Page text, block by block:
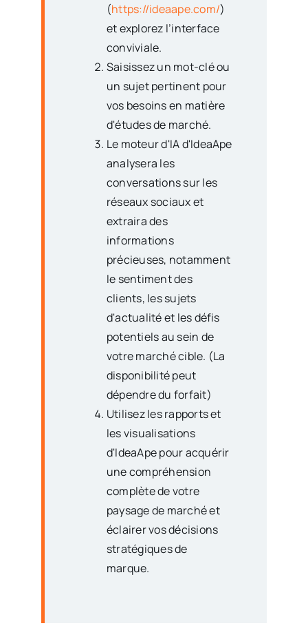
(https://ideaape.com/)
et explorez l’interface
conviviale.
Saisissez un mot-clé ou
un sujet pertinent pour
vos besoins en matière
d'études de marché.
Le moteur d'IA d'IdeaApe
analysera les
conversations sur les
réseaux sociaux et
extraira des
informations
précieuses, notamment
le sentiment des
clients, les sujets
d'actualité et les défis
potentiels au sein de
votre marché cible. (La
disponibilité peut
dépendre du forfait)
Utilisez les rapports et
les visualisations
d'IdeaApe pour acquérir
une compréhension
complète de votre
paysage de marché et
éclairer vos décisions
stratégiques de
marque.